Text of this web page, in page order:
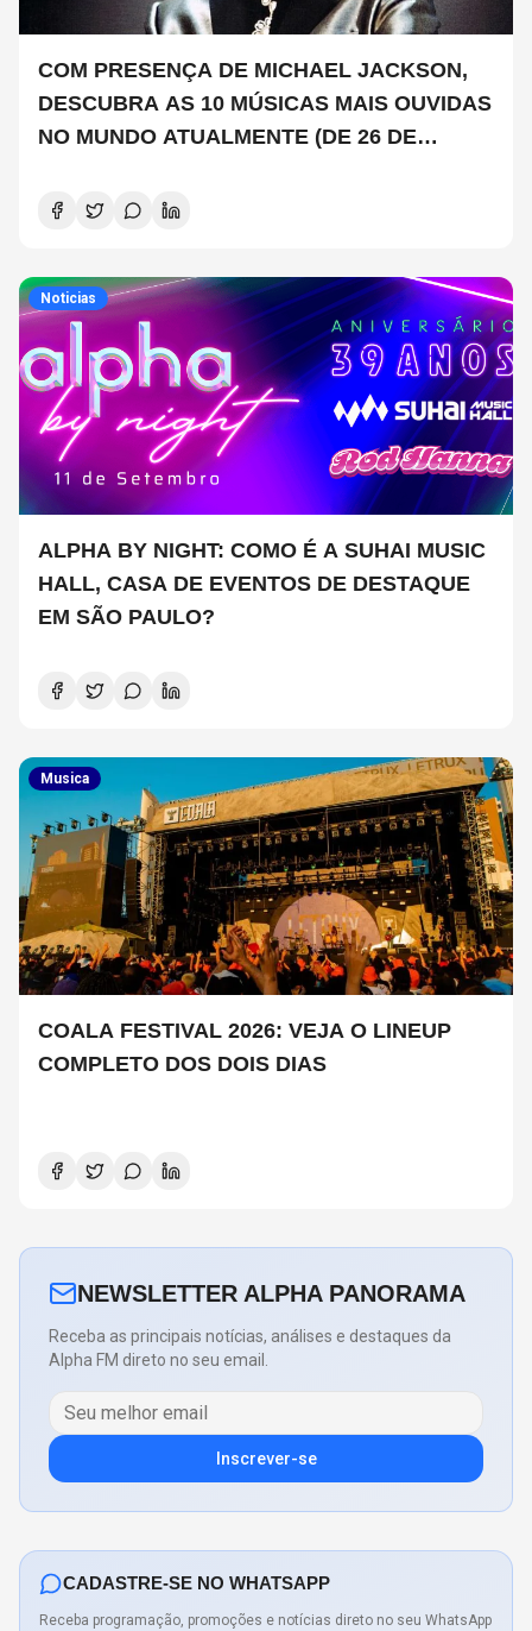
COM PRESENÇA DE MICHAEL JACKSON,
DESCUBRA AS 10 MÚSICAS MAIS OUVIDAS
NO MUNDO ATUALMENTE (DE 26 DE
Noticias
ALPHA BY NIGHT: COMO É A SUHAI MUSIC
HALL, CASA DE EVENTOS DE DESTAQUE
EM SÃO PAULO?
Musica
COALA FESTIVAL 2026: VEJA O LINEUP
COMPLETO DOS DOIS DIAS
NEWSLETTER ALPHA PANORAMA
Receba as principais notícias, análises e destaques da
Alpha FM direto no seu email.
Inscrever-se
CADASTRE-SE NO WHATSAPP
Receba programação, promoções e notícias direto no seu WhatsApp